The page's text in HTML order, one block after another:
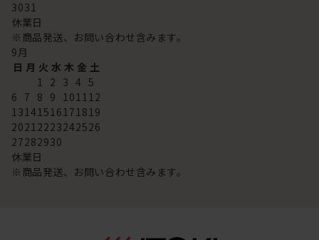
3031
休業日
※商品発送、お問い合わせ含みます。
9月
日 月 火 水 木 金 土
1 2 3 4 5
6 7 8 9 101112
13141516171819
20212223242526
27282930
休業日
※商品発送、お問い合わせ含みます。